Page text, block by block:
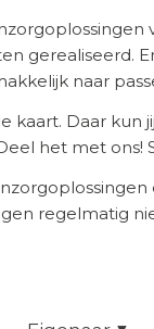
gerealiseerd.
naar
kaart. Daar kun
het met ons!
regelmatig